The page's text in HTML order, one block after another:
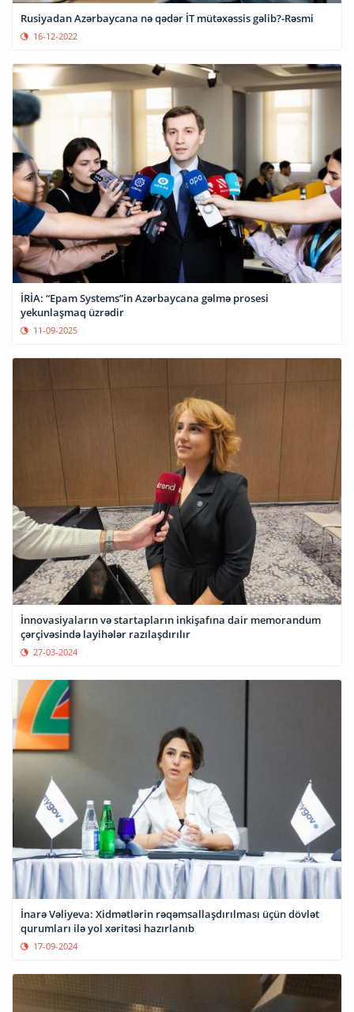
Rusiyadan Azərbaycana nə qədər İT mütəxəssis gəlib?-Rəsmi
16-12-2022
İRİA: “Epam Systems”in Azərbaycana gəlmə prosesi
yekunlaşmaq üzrədir
11-09-2025
İnnovasiyaların və startapların inkişafına dair memorandum
çərçivəsində layihələr razılaşdırılır
27-03-2024
İnarə Vəliyeva: Xidmətlərin rəqəmsallaşdırılması üçün dövlət
qurumları ilə yol xəritəsi hazırlanıb
17-09-2024